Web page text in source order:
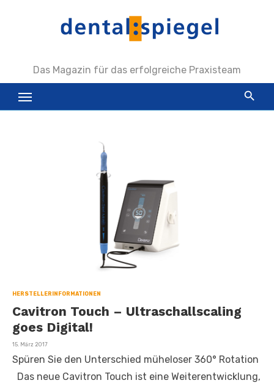
Das Magazin für das erfolgreiche Praxisteam
HERSTELLERINFORMATIONEN
Cavitron Touch – Ultraschallscaling
goes Digital!
Veröffentlicht
15. März 2017
Spüren Sie den Unterschied müheloser 360° Rotation
Das neue Cavitron Touch ist eine Weiterentwicklung,